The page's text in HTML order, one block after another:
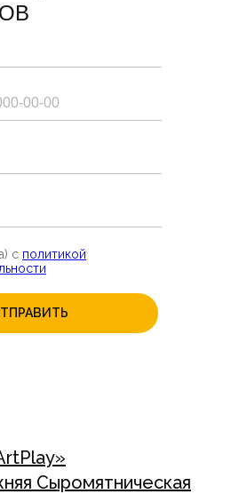
с политикой
Сыромятническая